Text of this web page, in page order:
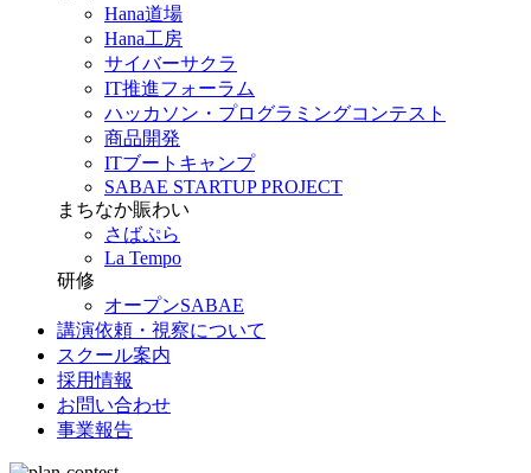
Hana道場
Hana工房
サイバーサクラ
IT推進フォーラム
ハッカソン・プログラミングコンテスト
商品開発
ITブートキャンプ
SABAE STARTUP PROJECT
まちなか賑わい
さばぷら
La Tempo
研修
オープンSABAE
講演依頼・視察について
スクール案内
採用情報
お問い合わせ
事業報告